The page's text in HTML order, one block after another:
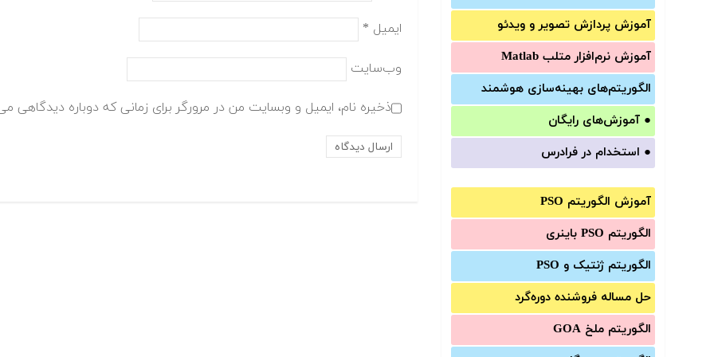
آموزش‌ پردازش تصویر و ویدئو
آموزش‌ نرم‌افزار متلب Matlab
الگوریتم‌های بهینه‌سازی هوشمند
● آموزش‌های رایگان
● استخدام در فرادرس
آموزش الگوریتم PSO
الگوریتم PSO باینری
الگوریتم ژنتیک و PSO
حل مساله فروشنده دوره‌گرد
الگوریتم ملخ GOA
ایمیل *
وب‌سایت
ذخیره نام، ایمیل و وبسایت من در مرورگر برای زمانی که دوباره دیدگاهی